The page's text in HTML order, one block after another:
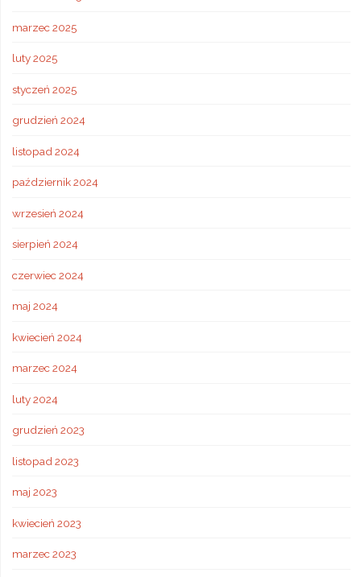
marzec 2025
luty 2025
styczeń 2025
grudzień 2024
listopad 2024
październik 2024
wrzesień 2024
sierpień 2024
czerwiec 2024
maj 2024
kwiecień 2024
marzec 2024
luty 2024
grudzień 2023
listopad 2023
maj 2023
kwiecień 2023
marzec 2023